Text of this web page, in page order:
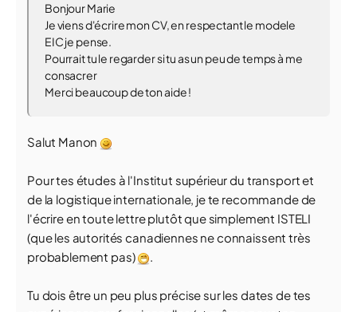
Bonjour Marie
Je viens d'écrire mon CV, en respectant le modele
EIC je pense.
Pourrait tu le regarder si tu as un peu de temps à me
consacrer
Merci beaucoup de ton aide !
Salut Manon
Pour tes études à l'Institut supérieur du transport et
de la logistique internationale, je te recommande de
l'écrire en toute lettre plutôt que simplement ISTELI
(que les autorités canadiennes ne connaissent très
probablement pas)
.
Tu dois être un peu plus précise sur les dates de tes